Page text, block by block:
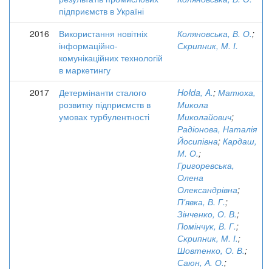
підприємств в Україні
2016
Використання новітніх
інформаційно-
комунікаційних технологій
в маркетингу
Коляновська, В. О.;
Скрипник, М. І.
2017
Детермінанти сталого
розвитку підприємств в
умовах турбулентності
Hołda, A.; Матюха,
Микола
Миколайович;
Радіонова, Наталія
Йосипівна; Кардаш,
М. О.;
Григоревська,
Олена
Олександрівна;
П'явка, В. Г.;
Зінченко, О. В.;
Помінчук, В. Г.;
Скрипник, М. І.;
Шовтенко, О. В.;
Саюн, А. О.;